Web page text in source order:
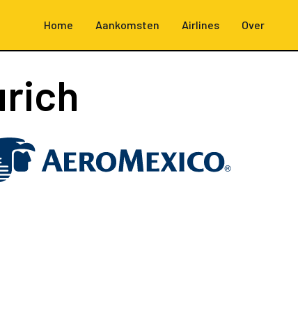
Home Aankomsten Airlines Over